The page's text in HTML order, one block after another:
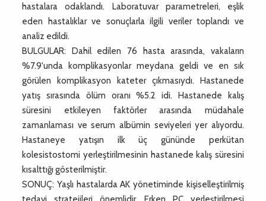
hastalara odaklandı. Laboratuvar parametreleri, eşlik
eden hastalıklar ve sonuçlarla ilgili veriler toplandı ve
analiz edildi.
BULGULAR: Dahil edilen 76 hasta arasında, vakaların
%7.9'unda komplikasyonlar meydana geldi ve en sık
görülen komplikasyon kateter çıkmasıydı. Hastanede
yatış sırasında ölüm oranı %5.2 idi. Hastanede kalış
süresini etkileyen faktörler arasında müdahale
zamanlaması ve serum albümin seviyeleri yer alıyordu.
Hastaneye yatışın ilk üç gününde perkütan
kolesistostomi yerleştirilmesinin hastanede kalış süresini
kısalttığı gösterilmiştir.
SONUÇ: Yaşlı hastalarda AK yönetiminde kişiselleştirilmiş